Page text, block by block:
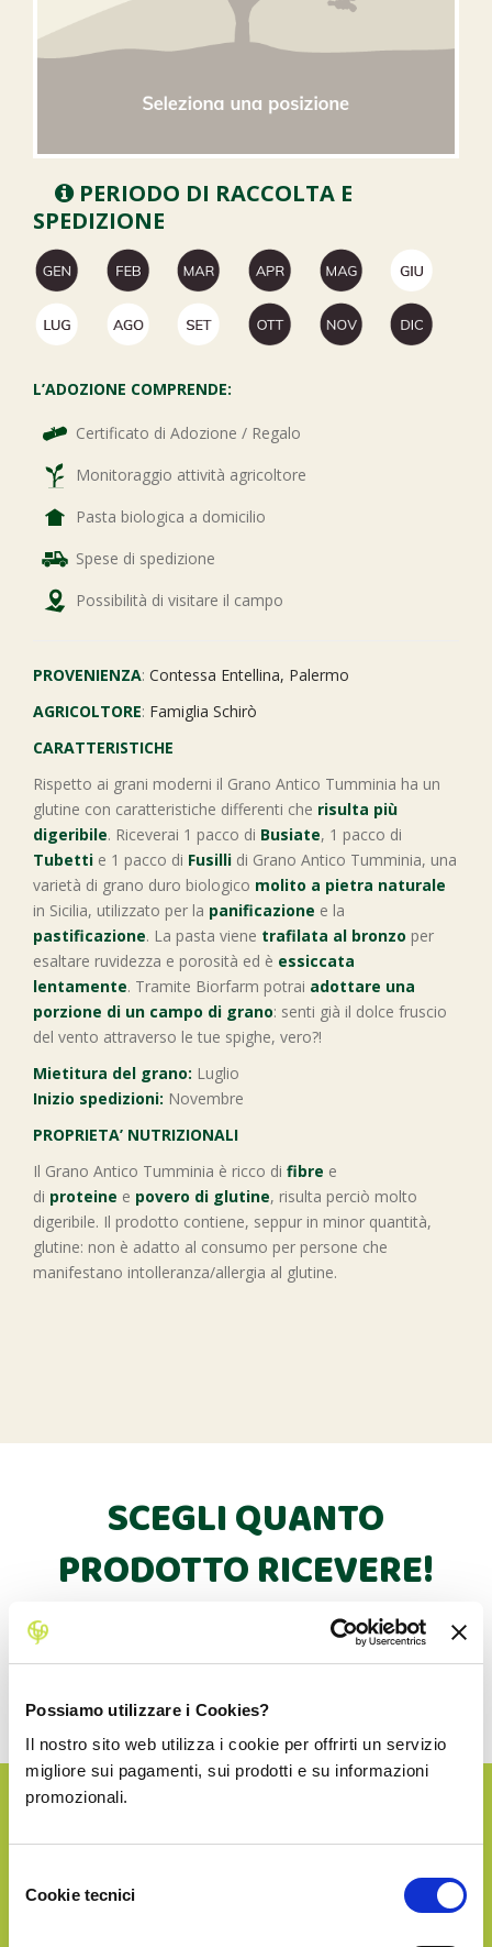
Possiamo utilizzare i Cookies?
Il nostro sito web utilizza i cookie per offrirti un servizio
migliore sui pagamenti, sui prodotti e su informazioni
promozionali.
delCookie tecnici
PERIODO DI RACCOLTA E
SPEDIZIONE
L’ADOZIONE COMPRENDE:
Certificato di Adozione / Regalo
Monitoraggio attività agricoltore
Pasta biologica a domicilio
Spese di spedizione
Possibilità di visitare il campo
PROVENIENZA: Contessa Entellina, Palermo
AGRICOLTORE: Famiglia Schirò
CARATTERISTICHE
Rispetto ai grani moderni il Grano Antico Tumminia ha un
glutine con caratteristiche differenti che risulta più
digeribile. Riceverai 1 pacco di Busiate, 1 pacco di
Tubetti e 1 pacco di Fusilli di Grano Antico Tumminia, una
varietà di grano duro biologico molito a pietra naturale
in Sicilia, utilizzato per la panificazione e la
pastificazione. La pasta viene trafilata al bronzo per
esaltare ruvidezza e porosità ed è essiccata
lentamente. Tramite Biorfarm potrai adottare una
porzione di un campo di grano: senti già il dolce fruscio
del vento attraverso le tue spighe, vero?!
Mietitura del grano: Luglio
Inizio spedizioni: Novembre
PROPRIETA’ NUTRIZIONALI
Il Grano Antico Tumminia è ricco di fibre e
di proteine e povero di glutine, risulta perciò molto
digeribile. Il prodotto contiene, seppur in minor quantità,
glutine: non è adatto al consumo per persone che
manifestano intolleranza/allergia al glutine.
SCEGLI QUANTO
PRODOTTO RICEVERE!
Dopo la prima consegna potrai fare altri acquisti con
SILVER